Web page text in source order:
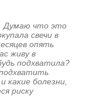
Думаю что это
свечи в
опять
живу в
подхватила?
какие болезни,
риску